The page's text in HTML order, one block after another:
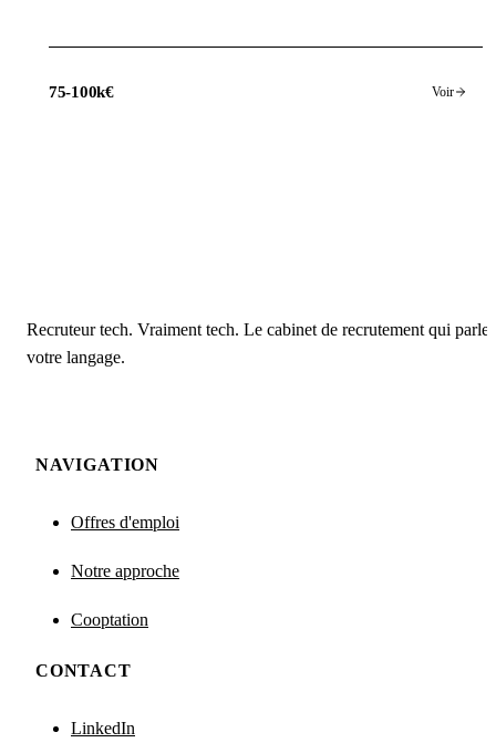
75-100k€ Voir
Recruteur tech. Vraiment tech. Le cabinet de recrutement qui parle
votre langage.
NAVIGATION
Offres d'emploi
Notre approche
Cooptation
CONTACT
LinkedIn